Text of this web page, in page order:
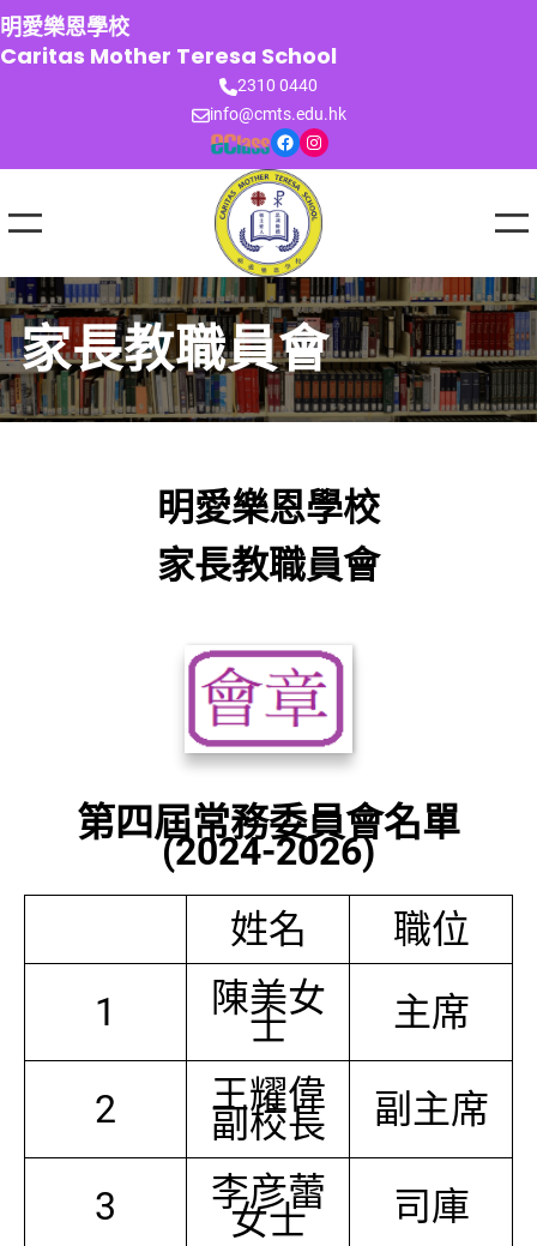
跳
至
主
明愛樂恩學校
Caritas Mother Teresa School
2310 0440
info@cmts.edu.hk
Facebook Instagram
家長教職員會
明愛樂恩學校
家長教職員會
第四屆常務委員會名單
(2024-2026)
姓名
職位
1
陳美女
士 主席
2 王耀偉
副校長 副主席
3 李彦蕾
女士 司庫